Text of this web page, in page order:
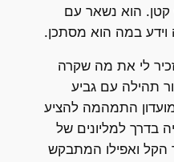
הוא נשאר עם
במה הוא מסתכן.
לי את מה שקרה
עטור תהילה עם גביע
התמהמה להציע
בדרך למליונים של
הקל ואפילו המתבקש